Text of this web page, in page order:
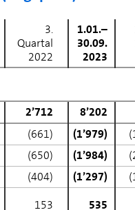
3.
Quartal
2022
1.01.–
30.09.
2023
2’712 8’202
(661)
(1’979)
(650)
(1’984)
(404)
(1’297)
153
535